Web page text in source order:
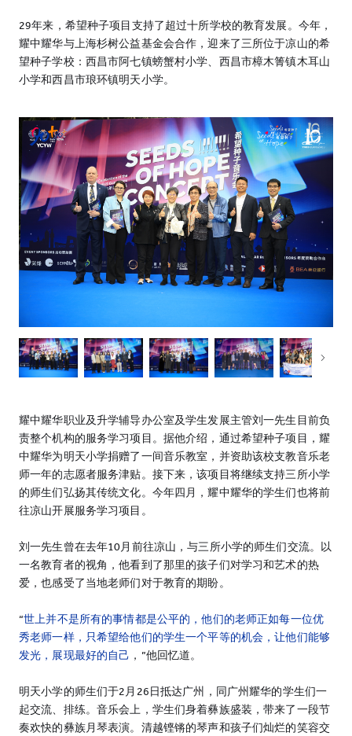
29年来，希望种子项目支持了超过十所学校的教育发展。今年，
耀中耀华与上海杉树公益基金会合作，迎来了三所位于凉山的希
望种子学校：西昌市阿七镇螃蟹村小学、西昌市樟木箐镇木耳山
小学和西昌市琅环镇明天小学。
耀中耀华职业及升学辅导办公室及学生发展主管刘一先生目前负
责整个机构的服务学习项目。据他介绍，通过希望种子项目，耀
中耀华为明天小学捐赠了一间音乐教室，并资助该校支教音乐老
师一年的志愿者服务津贴。接下来，该项目将继续支持三所小学
的师生们弘扬其传统文化。今年四月，耀中耀华的学生们也将前
往凉山开展服务学习项目。
刘一先生曾在去年10月前往凉山，与三所小学的师生们交流。以
一名教育者的视角，他看到了那里的孩子们对学习和艺术的热
爱，也感受了当地老师们对于教育的期盼。
“世上并不是所有的事情都是公平的，他们的老师正如每一位优
秀老师一样，只希望给他们的学生一个平等的机会，让他们能够
发光，展现最好的自己 ，”他回忆道。
明天小学的师生们于2月26日抵达广州，同广州耀华的学生们一
起交流、排练。音乐会上，学生们身着彝族盛装，带来了一段节
奏欢快的彝族月琴表演。清越铿锵的琴声和孩子们灿烂的笑容交